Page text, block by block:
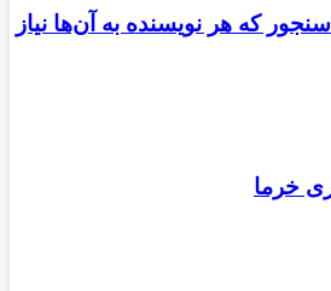
سنجور که هر نویسنده به آن‌ها نیاز
خرما